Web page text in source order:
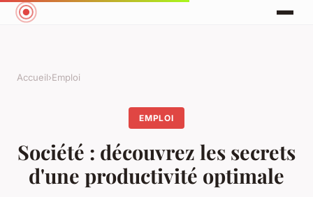
Accueil›Emploi
EMPLOI
Société : découvrez les secrets
d'une productivité optimale